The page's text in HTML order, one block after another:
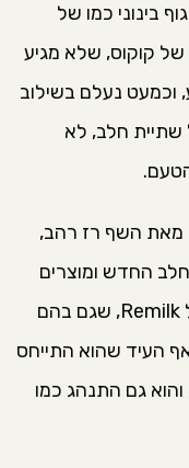
בינוני כמו של
של קוקוס, שלא מגיע
וכמעט נעלם בשילוב
חלב, לא
מאת השף רז רהב,
החדש ומוצרים
אחרים שמבוססים על חלבון החלב של Remilk, שגם בהם
העיד שהוא התייחס
גם התנהג כמו